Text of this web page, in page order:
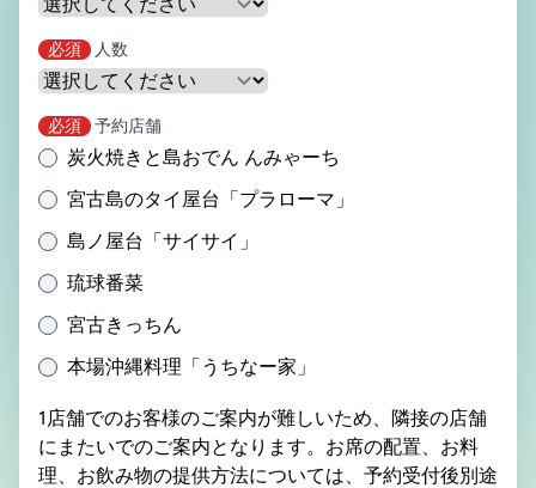
必須 人数
必須 予約店舗
炭火焼きと島おでん んみゃーち
宮古島のタイ屋台「プラローマ」
島ノ屋台「サイサイ」
琉球番菜
宮古きっちん
本場沖縄料理「うちなー家」
1店舗でのお客様のご案内が難しいため、隣接の店舗
にまたいでのご案内となります。お席の配置、お料
理、お飲み物の提供方法については、予約受付後別途